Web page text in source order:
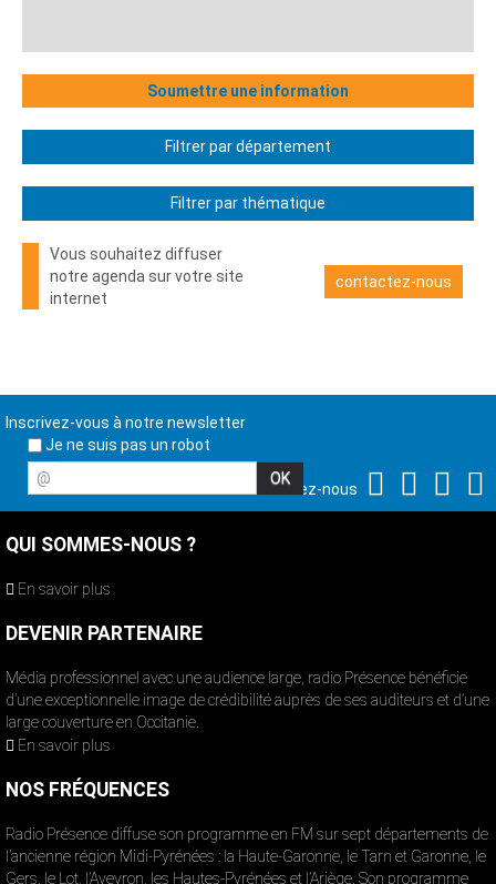
Soumettre une information
Filtrer par département
Filtrer par thématique
Vous souhaitez diffuser
notre agenda sur votre site
internet
contactez-nous
Inscrivez-vous à notre newsletter
Je ne suis pas un robot
@
Suivez-nous
QUI SOMMES-NOUS ?
En savoir plus
DEVENIR PARTENAIRE
Média professionnel avec une audience large, radio Présence bénéficie
d’une exceptionnelle image de crédibilité auprès de ses auditeurs et d’une
large couverture en Occitanie.
En savoir plus
NOS FRÉQUENCES
Radio Présence diffuse son programme en FM sur sept départements de
l’ancienne région Midi-Pyrénées : la Haute-Garonne, le Tarn et Garonne, le
Gers, le Lot, l’Aveyron, les Hautes-Pyrénées et l’Ariège. Son programme